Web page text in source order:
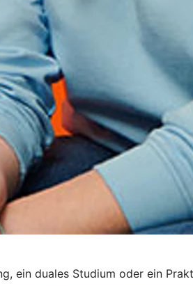
ein duales Studium oder ein